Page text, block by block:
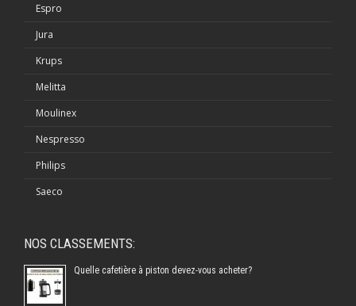
Espro
Jura
Krups
Melitta
Moulinex
Nespresso
Philips
Saeco
NOS CLASSEMENTS:
Quelle cafetière à piston devez-vous acheter?